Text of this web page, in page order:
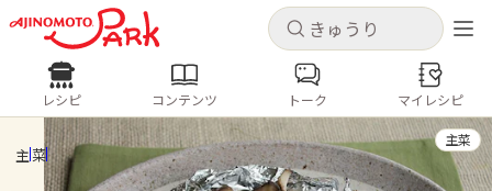
キャンセル
ログインするとレシピを保存できます
ログイン 新規登録
キャンセル
レシピ コンテンツ
レシピ コンテンツ トーク マイレシピ
主菜
主菜